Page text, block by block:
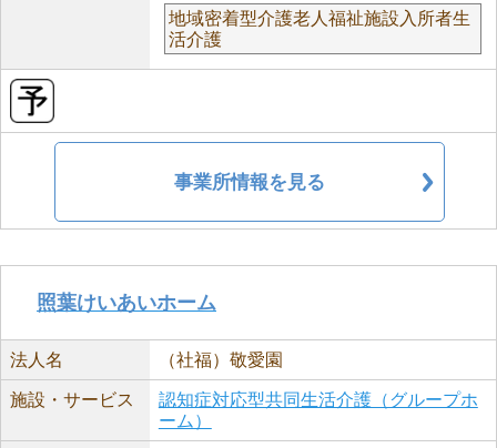
地域密着型介護老人福祉施設入所者生
活介護
事業所情報を見る
照葉けいあいホーム
法人名 （社福）敬愛園
施設・サービス
認知症対応型共同生活介護（グループホ
ーム）